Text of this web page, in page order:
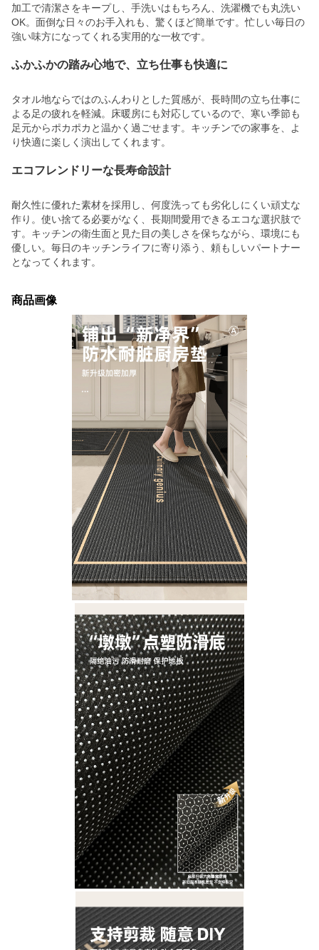
加工で清潔さをキープし、手洗いはもちろん、洗濯機でも丸洗い
OK。面倒な日々のお手入れも、驚くほど簡単です。忙しい毎日の
強い味方になってくれる実用的な一枚です。
ふかふかの踏み心地で、立ち仕事も快適に
タオル地ならではのふんわりとした質感が、長時間の立ち仕事に
よる足の疲れを軽減。床暖房にも対応しているので、寒い季節も
足元からポカポカと温かく過ごせます。キッチンでの家事を、よ
り快適に楽しく演出してくれます。
エコフレンドリーな長寿命設計
耐久性に優れた素材を採用し、何度洗っても劣化しにくい頑丈な
作り。使い捨てる必要がなく、長期間愛用できるエコな選択肢で
す。キッチンの衛生面と見た目の美しさを保ちながら、環境にも
優しい。毎日のキッチンライフに寄り添う、頼もしいパートナー
となってくれます。
商品画像